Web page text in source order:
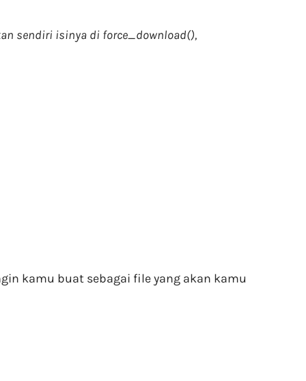
sendiri isinya di force_download(),
kamu buat sebagai file yang akan kamu